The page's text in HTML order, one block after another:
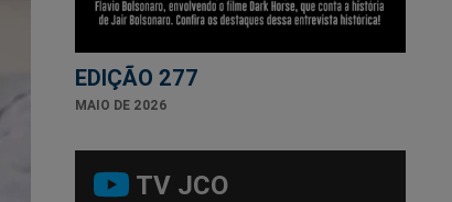
EDIÇÃO 277
MAIO DE 2026
TV JCO